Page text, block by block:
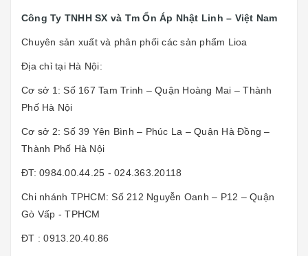
Công Ty TNHH SX và Tm Ổn Áp Nhật Linh – Việt Nam
Chuyên sản xuất và phân phối các sản phẩm Lioa
Địa chỉ tại Hà Nội:
Cơ sở 1: Số 167 Tam Trinh – Quận Hoàng Mai – Thành
Phố Hà Nội
Cơ sở 2: Số 39 Yên Bình – Phúc La – Quận Hà Đồng –
Thành Phố Hà Nội
ĐT: 0984.00.44.25 - 024.363.20118
Chi nhánh TPHCM: Số 212 Nguyễn Oanh – P12 – Quận
Gò Vấp - TPHCM
ĐT : 0913.20.40.86